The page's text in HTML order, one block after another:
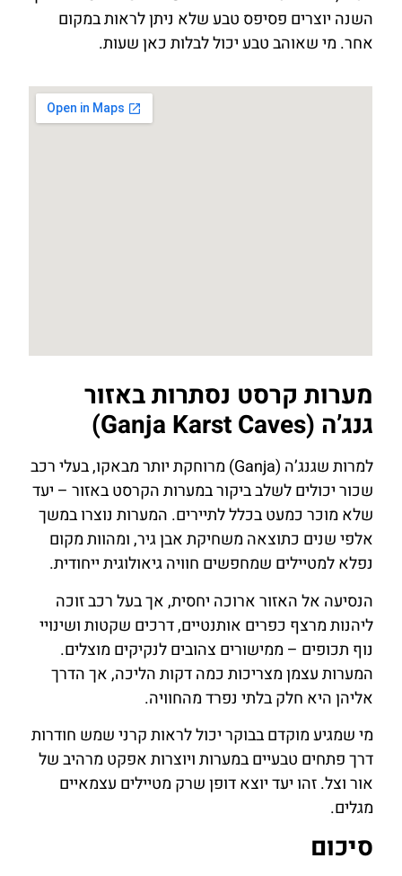
השנה יוצרים פסיפס טבע שלא ניתן לראות במקום
אחר. מי שאוהב טבע יכול לבלות כאן שעות.
מערות קרסט נסתרות באזור
גנג’ה (Ganja Karst Caves)
למרות שגנג’ה (Ganja) מרוחקת יותר מבאקו, בעלי רכב
שכור יכולים לשלב ביקור במערות הקרסט באזור – יעד
שלא מוכר כמעט בכלל לתיירים. המערות נוצרו במשך
אלפי שנים כתוצאה משחיקת אבן גיר, ומהוות מקום
נפלא למטיילים שמחפשים חוויה גיאולוגית ייחודית.
הנסיעה אל האזור ארוכה יחסית, אך בעל רכב זוכה
ליהנות מרצף כפרים אותנטיים, דרכים שקטות ושינויי
נוף תכופים – ממישורים צהובים לנקיקים מוצלים.
המערות עצמן מצריכות כמה דקות הליכה, אך הדרך
אליהן היא חלק בלתי נפרד מהחוויה.
מי שמגיע מוקדם בבוקר יכול לראות קרני שמש חודרות
דרך פתחים טבעיים במערות ויוצרות אפקט מרהיב של
אור וצל. זהו יעד יוצא דופן שרק מטיילים עצמאיים
מגלים.
סיכום